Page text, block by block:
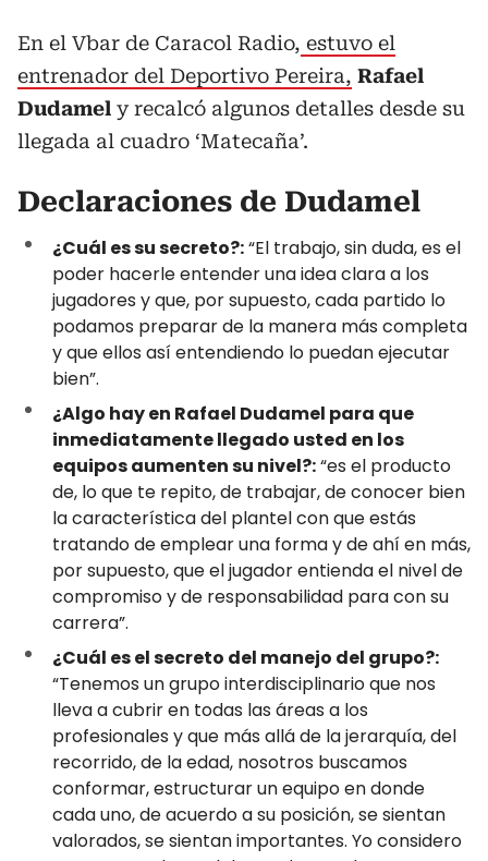
En el Vbar de Caracol Radio, estuvo el
entrenador del Deportivo Pereira, Rafael
Dudamel y recalcó algunos detalles desde su
llegada al cuadro ‘Matecaña’.
Declaraciones de Dudamel
¿Cuál es su secreto?:“El trabajo, sin duda, es el
poder hacerle entender una idea clara a los
jugadores y que, por supuesto, cada partido lo
podamos preparar de la manera más completa
y que ellos así entendiendo lo puedan ejecutar
bien”.
¿Algo hay en Rafael Dudamel para que
inmediatamente llegado usted en los
equipos aumenten su nivel?:“es el producto
de, lo que te repito, de trabajar, de conocer bien
la característica del plantel con que estás
tratando de emplear una forma y de ahí en más,
por supuesto, que el jugador entienda el nivel de
compromiso y de responsabilidad para con su
carrera”.
¿Cuál es el secreto del manejo del grupo?:
“Tenemos un grupo interdisciplinario que nos
lleva a cubrir en todas las áreas a los
profesionales y que más allá de la jerarquía, del
recorrido, de la edad, nosotros buscamos
conformar, estructurar un equipo en donde
cada uno, de acuerdo a su posición, se sientan
valorados, se sientan importantes. Yo considero